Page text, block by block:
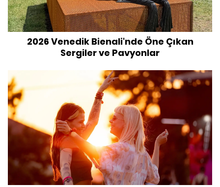
2026 Venedik Bienali'nde Öne Çıkan
Sergiler ve Pavyonlar